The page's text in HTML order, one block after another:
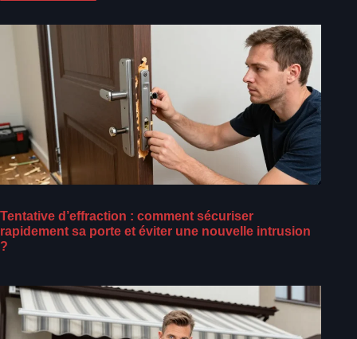
Tentative d’effraction : comment sécuriser
rapidement sa porte et éviter une nouvelle intrusion
?